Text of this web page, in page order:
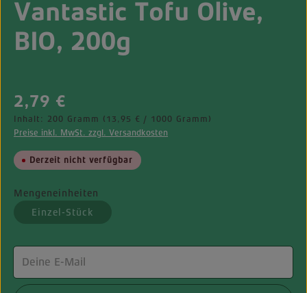
Vantastic Tofu Olive,
BIO, 200g
Regulärer Preis:
2,79 €
Inhalt: 200 Gramm (13,95 € / 1000 Gramm)
Preise inkl. MwSt. zzgl. Versandkosten
Derzeit nicht verfügbar
Mengeneinheiten
Einzel-Stück
Deine E-Mail